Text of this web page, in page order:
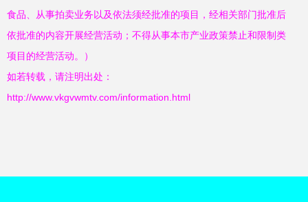
食品、从事拍卖业务以及依法须经批准的项目，经相关部门批准后
依批准的内容开展经营活动；不得从事本市产业政策禁止和限制类
项目的经营活动。）
如若转载，请注明出处：
http://www.vkgvwmtv.com/information.html